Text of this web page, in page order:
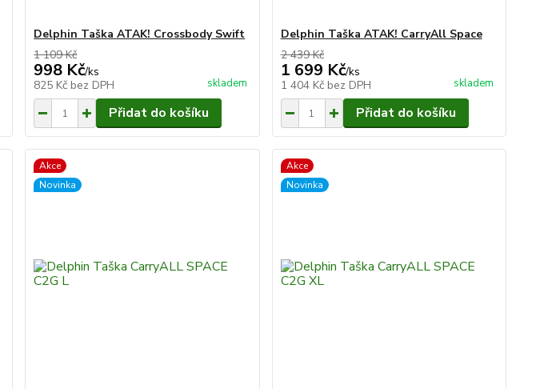
Delphin Taška ATAK! Crossbody Swift
1 109 Kč
998 Kč/ks
825 Kč bez DPH skladem
Přidat do košíku
Delphin Taška ATAK! CarryAll Space
2 439 Kč
1 699 Kč/ks
1 404 Kč bez DPH skladem
Přidat do košíku
Akce
Novinka
Akce
Novinka